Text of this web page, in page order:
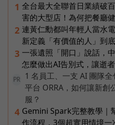
1 全台最大全聯首日業績破
害的大型店！為何把餐廳
2 連黃仁勳都叫年輕人當水
新定義「有價值的人」到
3 一張遺照「開口」說話，
怎麼做出AI告別式，讓逝
PR
1 名員工、一支 AI 團隊
平台 ORRA，如何讓新創
服？
4 Gemini Spark完整教學｜
作流程，3個超實用情境一